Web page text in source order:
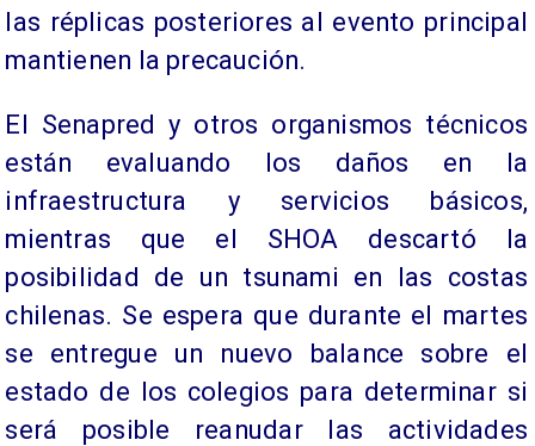
las réplicas posteriores al evento principal
mantienen la precaución.
El Senapred y otros organismos técnicos
están evaluando los daños en la
infraestructura y servicios básicos,
mientras que el SHOA descartó la
posibilidad de un tsunami en las costas
chilenas. Se espera que durante el martes
se entregue un nuevo balance sobre el
estado de los colegios para determinar si
será posible reanudar las actividades